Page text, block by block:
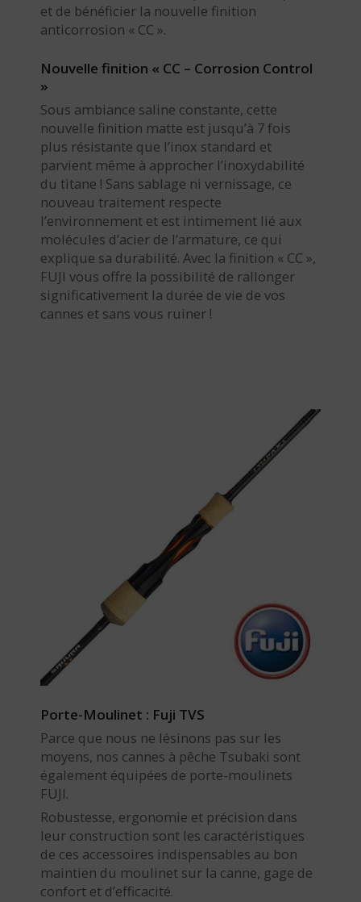
et de bénéficier la nouvelle finition
anticorrosion « CC ».
Nouvelle finition « CC – Corrosion Control
»
Sous ambiance saline constante, cette
nouvelle finition matte est jusqu’à 7 fois
plus résistante que l’inox standard et
parvient même à approcher l’inoxydabilité
du titane ! Sans sablage ni vernissage, ce
nouveau traitement respecte
l’environnement et est intimement lié aux
molécules d’acier de l’armature, ce qui
explique sa durabilité. Avec la finition « CC »,
FUJI vous offre la possibilité de rallonger
significativement la durée de vie de vos
cannes et sans vous ruiner !
Porte-Moulinet : Fuji TVS
Parce que nous ne lésinons pas sur les
moyens, nos cannes à pêche Tsubaki sont
également équipées de porte-moulinets
FUJI.
Robustesse, ergonomie et précision dans
leur construction sont les caractéristiques
de ces accessoires indispensables au bon
maintien du moulinet sur la canne, gage de
confort et d’efficacité.